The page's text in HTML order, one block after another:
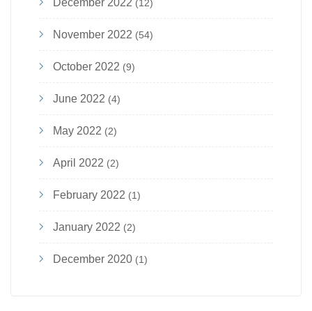
(12)
November 2022 (54)
October 2022 (9)
June 2022 (4)
May 2022 (2)
April 2022 (2)
February 2022 (1)
January 2022 (2)
December 2020 (1)